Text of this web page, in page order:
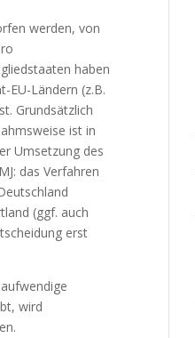
werden, von
haben
EU-Ländern (z.B.
Grundsätzlich
ist in
Umsetzung des
das Verfahren
(ggf. auch
erst
wird